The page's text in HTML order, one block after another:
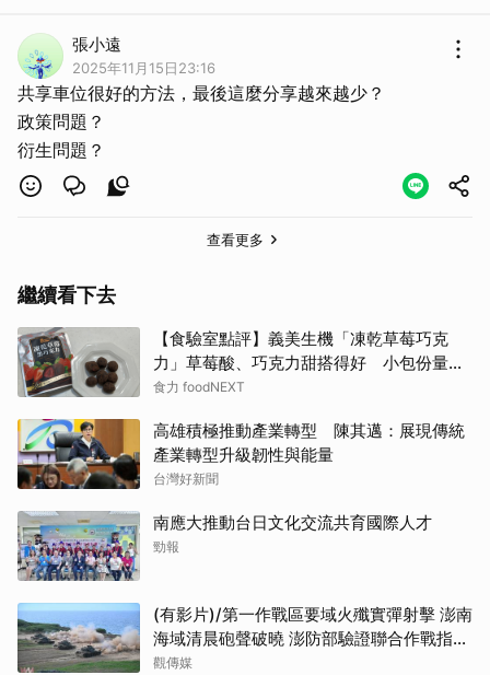
張小遠
2025年11月15日23:16
共享車位很好的方法，最後這麼分享越來越少？
政策問題？
衍生問題？
查看更多
繼續看下去
【食驗室點評】義美生機「凍乾草莓巧克
力」草莓酸、巧克力甜搭得好 小包份量能
否撐起價格成考驗
食力 foodNEXT
高雄積極推動產業轉型 陳其邁：展現傳統
產業轉型升級韌性與能量
台灣好新聞
南應大推動台日文化交流共育國際人才
勁報
(有影片)/第一作戰區要域火殲實彈射擊 澎南
海域清晨砲聲破曉 澎防部驗證聯合作戰指管
效能
觀傳媒